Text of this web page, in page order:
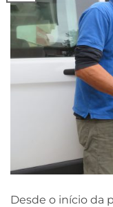
Desde o início da